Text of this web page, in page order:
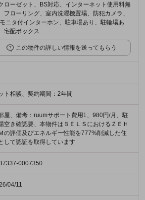
ローゼット、BS対応、インターネット使用料無
フローリング、室内洗濯機置場、防犯カメラ、
ニタ付インターホン、駐車場あり、駐輪場あ
宅配ボックス
この物件の詳しい情報を送ってもらう
ト相談、契約期間：2年間
屋、備考：ruumサポート費用1、980円/月、駐
空き確認要、本物件はＢＥＬＳにおけるＺＥＨ
の評価及びエネルギー性能を777%削減した住
して認証を取得しています
0007350
04/11